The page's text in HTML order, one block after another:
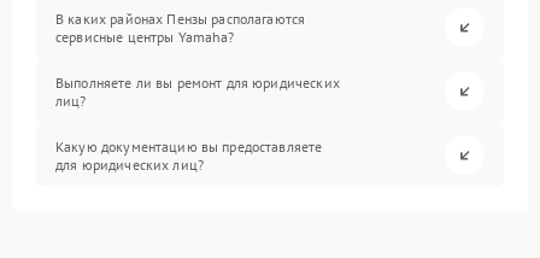
В каких районах Пензы располагаются
сервисные центры Yamaha?
Выполняете ли вы ремонт для юридических
лиц?
Какую документацию вы предоставляете
для юридических лиц?